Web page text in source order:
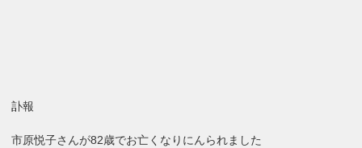
訃報
市原悦子さんが82歳でお亡くなりにんられました